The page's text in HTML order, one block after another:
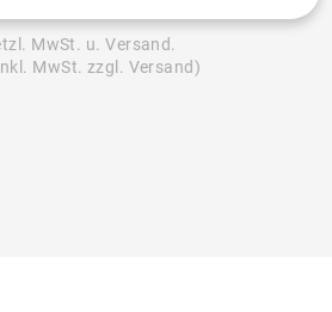
MwSt. u. Versand.
MwSt. zzgl. Versand)